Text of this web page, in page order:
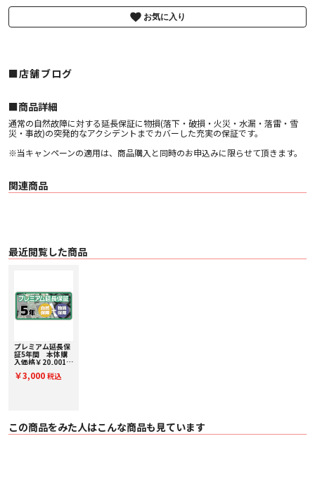
お気に入り
■店舗ブログ
■︎商品詳細
通常の自然故障に対する延長保証に物損(落下・破損・火災・水漏・落雷・雪
災・事故)の突発的なアクシデントまでカバーした充実の保証です。
※当キャンペーンの適用は、商品購入と同時のお申込みに限らせて頂きます。
関連商品
最近閲覧した商品
プレミアム延長保
証5年間 本体購
入価格￥20,001～
PE30000
￥3,000 税込
この商品をみた人はこんな商品も見ています